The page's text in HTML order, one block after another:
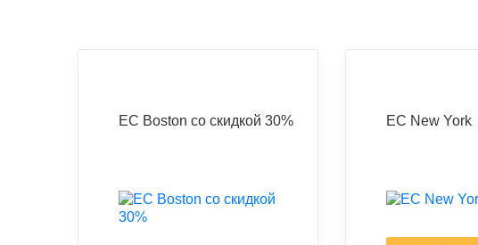
EC Boston со скидкой 30% EC New York